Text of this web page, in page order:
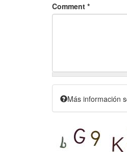
Comment *
Más información